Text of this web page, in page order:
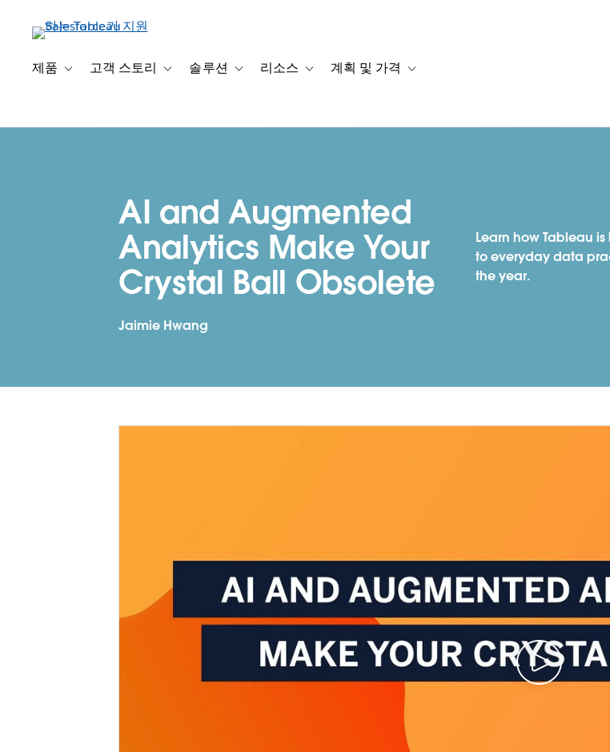
건
제품 Toggle sub-navigation for 제품
고객 스토리 Toggle sub-navigation for 고객 스토리
솔루션 Toggle sub-navigation for 솔루션
리소스 Toggle sub-navigation for 리소스
계획 및 가격 Toggle sub-navigation for 계획 및 가격
AI and Augmented
Analytics Make Your
Crystal Ball Obsolete
Jaimie Hwang
Learn how Tableau
to everyday data
the year.